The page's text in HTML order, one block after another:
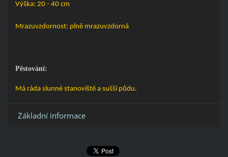
Výška: 20 - 40 cm
Mrazuvzdornost: plně mrazuvzdorná
Pěstování:
Má ráda slunné stanoviště a sušší půdu.
Základní informace